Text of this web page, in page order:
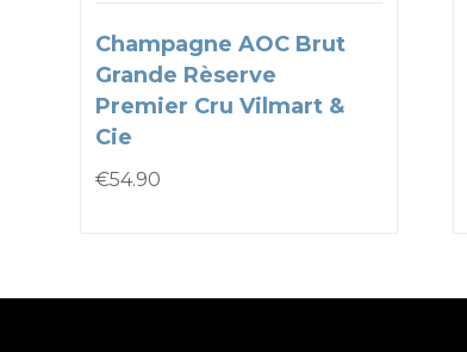
Champagne AOC Brut
Grande Rèserve
Premier Cru Vilmart &
Cie
€54.90